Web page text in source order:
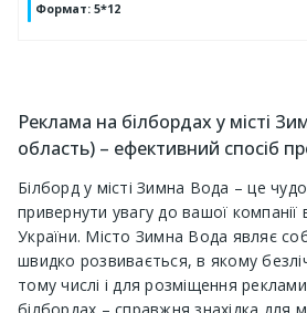
Формат: 5*12
Реклама на білбордах у місті
область) – ефективний спосіб
Білборд у місті Зимна Вода – це
привернути увагу до вашої компанії
України. Місто Зимна Вода являє
швидко розвивається, в якому
тому числі і для розміщення